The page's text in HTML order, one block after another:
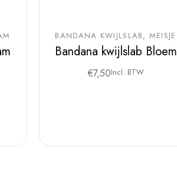
BANDANA KWIJLSLAB MEISJE
Bandana kwijlslab Bloem
€7,50Incl. BTW